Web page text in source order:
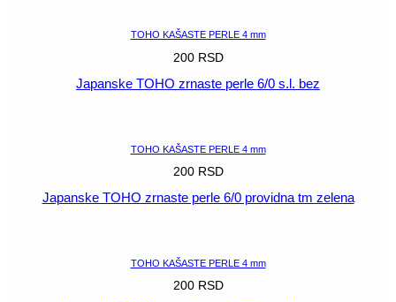
TOHO KAŠASTE PERLE 4 mm
200 RSD
Japanske TOHO zrnaste perle 6/0 s.l. bez
TOHO KAŠASTE PERLE 4 mm
200 RSD
Japanske TOHO zrnaste perle 6/0 providna tm zelena
TOHO KAŠASTE PERLE 4 mm
200 RSD